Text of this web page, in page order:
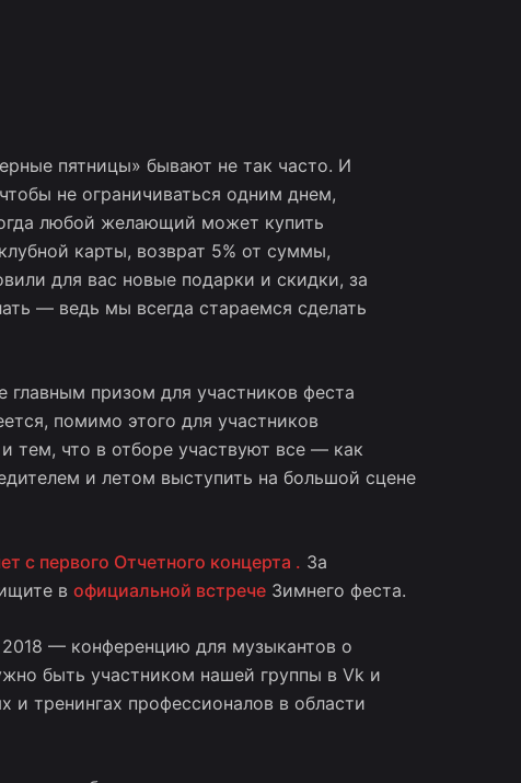
пятницы» бывают не так часто. И
не ограничиваться одним днем,
любой желающий может купить
карты, возврат 5% от суммы,
для вас новые подарки и скидки, за
— ведь мы всегда стараемся сделать
главным призом для участников феста
помимо этого для участников
тем, что в отборе участвуют все — как
и летом выступить на большой сцене
с первого Отчетного концерта . За
в официальной встречеЗимнего феста.
— конференцию для музыкантов о
быть участником нашей группы в Vk и
тренингах профессионалов в области